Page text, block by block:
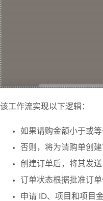
该工作流实现以下逻辑：
如果请购金额小于或
否则，将为请购单创
创建订单后，将其发送
订单状态根据批准订
申请 ID、项目和项目